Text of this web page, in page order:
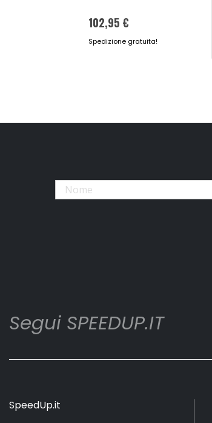
102,95 €
Spedizione gratuita!
Segui SPEEDUP.IT
SpeedUp.it